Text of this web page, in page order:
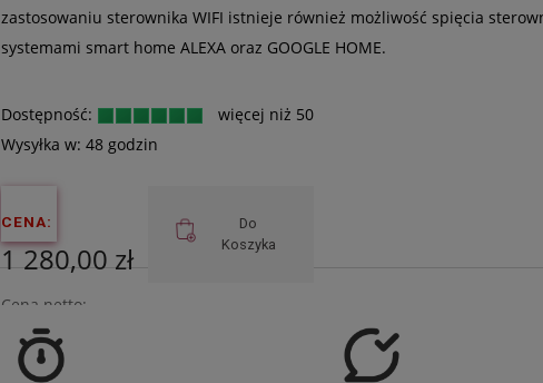
zastosowaniu sterownika WIFI istnieje również możliwość spięcia
systemami smart home ALEXA oraz GOOGLE HOME.
Dostępność:
więcej niż 50
Wysyłka w: 48 godzin
CENA:
1 280,00 zł
Cena netto:
1 040,65 zł
Do
Koszyka